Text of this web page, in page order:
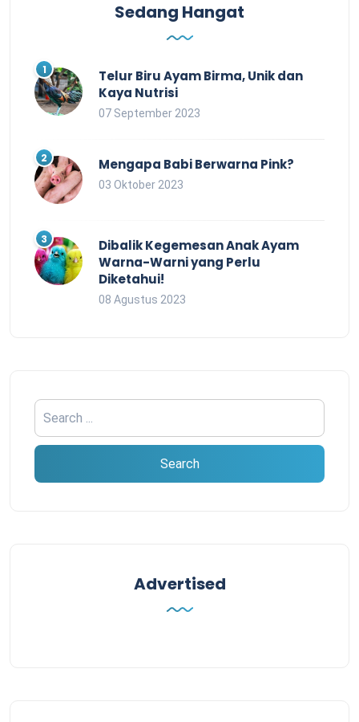
Sedang Hangat
Telur Biru Ayam Birma, Unik dan
Kaya Nutrisi
07 September 2023
Mengapa Babi Berwarna Pink?
03 Oktober 2023
Dibalik Kegemesan Anak Ayam
Warna-Warni yang Perlu
Diketahui!
08 Agustus 2023
Advertised